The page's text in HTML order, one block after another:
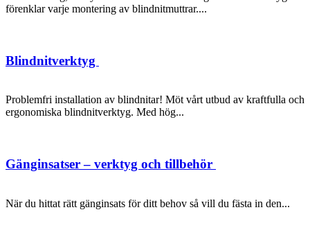
förenklar varje montering av blindnitmuttrar....
Blindnitverktyg
Problemfri installation av blindnitar! Möt vårt utbud av kraftfulla och
ergonomiska blindnitverktyg. Med hög...
Gänginsatser – verktyg och tillbehör
När du hittat rätt gänginsats för ditt behov så vill du fästa in den...